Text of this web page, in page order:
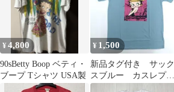
¥4,800
90sBetty Boop ベティ・
ブープ Tシャツ USA製
¥ 1,500
新品タグ付き サック
スブルー カスレプリ
ント ベティちゃん